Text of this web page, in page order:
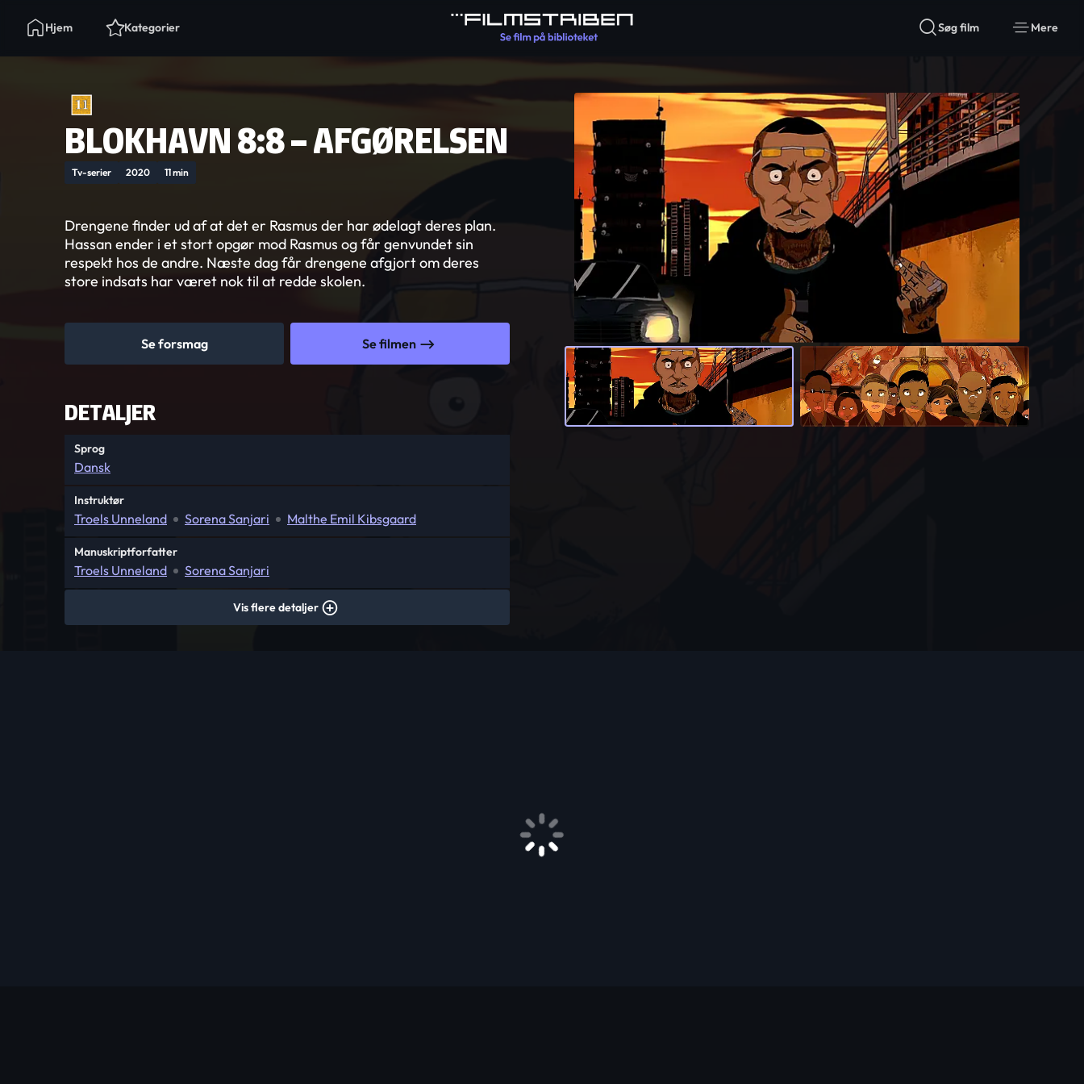
Hjem Kategorier Søg film Mere
BLOKHAVN 8:8 – AFGØRELSEN
Tv-serier 2020 11 min
Drengene finder ud af at det er Rasmus der har ødelagt deres plan.
Hassan ender i et stort opgør mod Rasmus og får genvundet sin
respekt hos de andre. Næste dag får drengene afgjort om deres
store indsats har været nok til at redde skolen.
Se forsmag Se filmen
DETALJER
Sprog
Dansk
Instruktør
Troels Unneland Sorena Sanjari Malthe Emil Kibsgaard
Manuskriptforfatter
Troels Unneland Sorena Sanjari
Vis flere detaljer